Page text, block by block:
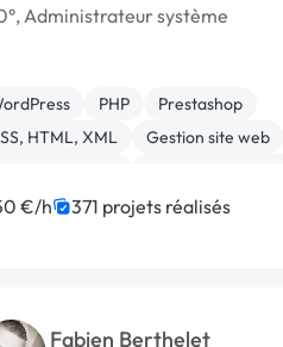
Administrateur système
PHP
Prestashop
HTML, XML
Gestion site web
système, sécurité
JavaScript
€/h 371 projets réalisés
Fabien Berthelet